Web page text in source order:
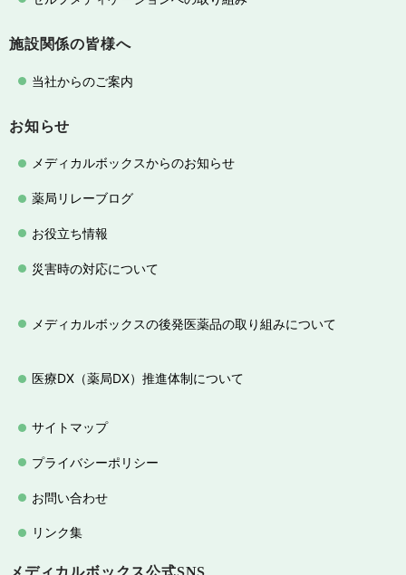
施設関係の皆様へ
当社からのご案内
お知らせ
メディカルボックスからのお知らせ
薬局リレーブログ
お役立ち情報
災害時の対応について
メディカルボックスの後発医薬品の取り組みについて
医療DX（薬局DX）推進体制について
サイトマップ
プライバシーポリシー
お問い合わせ
リンク集
メディカルボックス公式SNS